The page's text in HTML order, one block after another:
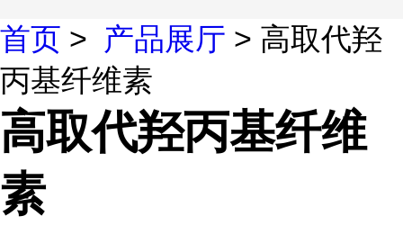
首页 > 产品展厅 > 高取代羟
丙基纤维素
高取代羟丙基纤维
素